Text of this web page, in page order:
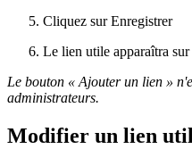
Cliquez sur Enregistrer
Le lien utile apparaîtra sur
Le bouton « Ajouter un lien »
administrateurs.
Modifier un lien